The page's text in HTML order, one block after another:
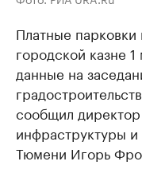
Платные
городской казне
данные на
сообщил
инфраструктуры
Тюмени Игорь